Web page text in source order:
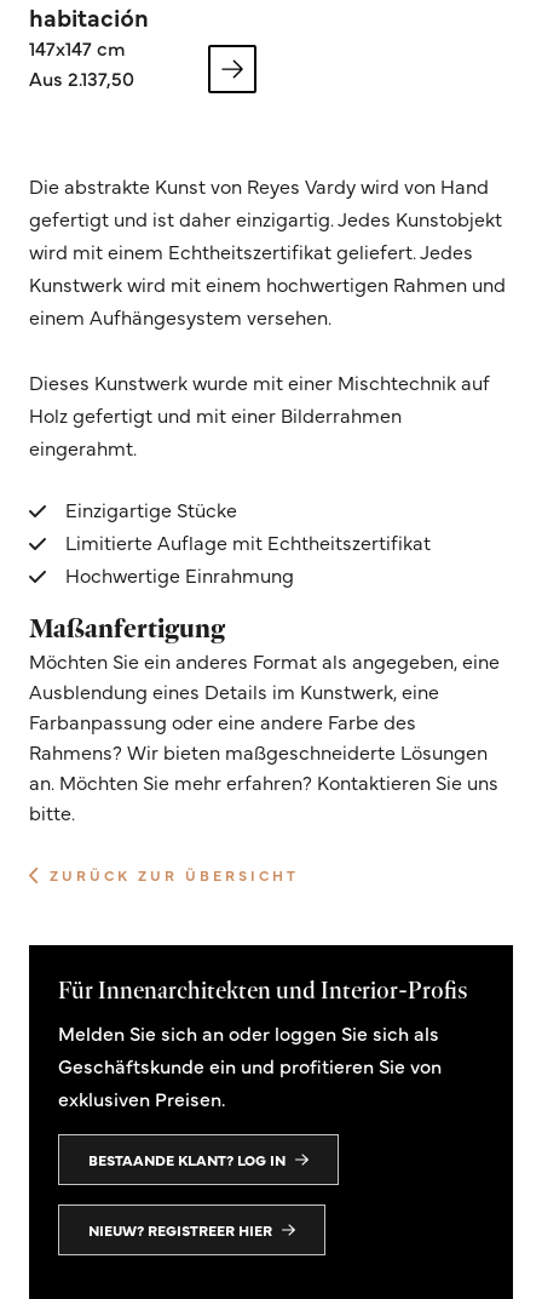
habitación
147x147 cm
Aus 2.137,50
Die abstrakte Kunst von Reyes Vardy wird von Hand
gefertigt und ist daher einzigartig. Jedes Kunstobjekt
wird mit einem Echtheitszertifikat geliefert. Jedes
Kunstwerk wird mit einem hochwertigen Rahmen und
einem Aufhängesystem versehen.
Dieses Kunstwerk wurde mit einer Mischtechnik auf
Holz gefertigt und mit einer Bilderrahmen
eingerahmt.
Einzigartige Stücke
Limitierte Auflage mit Echtheitszertifikat
Hochwertige Einrahmung
Maßanfertigung
Möchten Sie ein anderes Format als angegeben, eine
Ausblendung eines Details im Kunstwerk, eine
Farbanpassung oder eine andere Farbe des
Rahmens? Wir bieten maßgeschneiderte Lösungen
an. Möchten Sie mehr erfahren? Kontaktieren Sie uns
bitte.
ZURÜCK ZUR ÜBERSICHT
Für Innenarchitekten und Interior-Profis
Melden Sie sich an oder loggen Sie sich als
Geschäftskunde ein und profitieren Sie von
exklusiven Preisen.
BESTAANDE KLANT? LOG IN
NIEUW? REGISTREER HIER